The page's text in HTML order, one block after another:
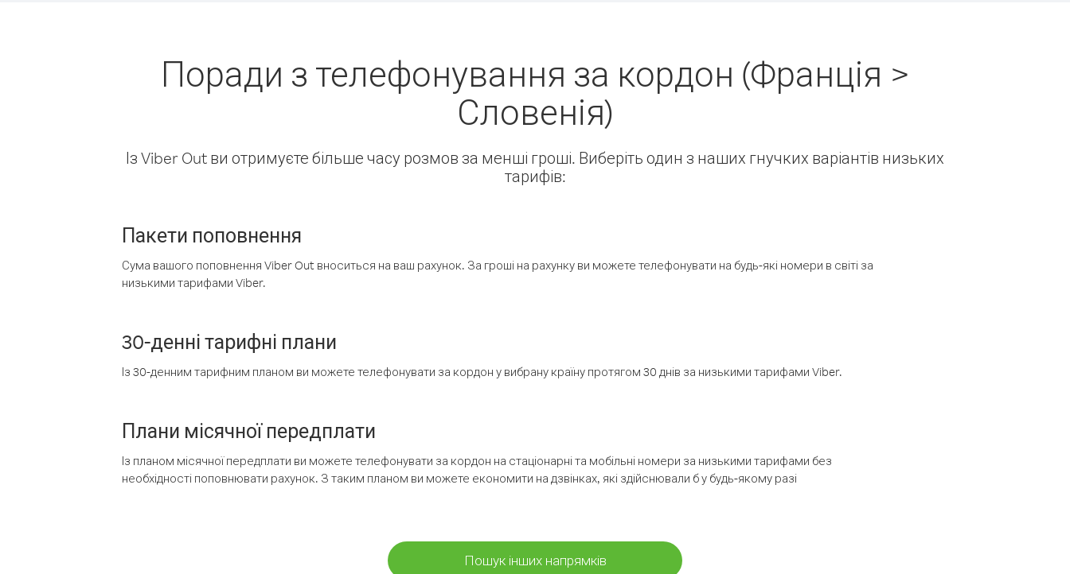
Поради з телефонування за кордон (Франція >
Словенія)
Із Viber Out ви отримуєте більше часу розмов за менші гроші. Виберіть один з наших гнучких варіантів низьких
тарифів:
Пакети поповнення
Сума вашого поповнення Viber Out вноситься на ваш рахунок. За гроші на рахунку ви можете телефонувати на будь-які номери в світі за
низькими тарифами Viber.
30-денні тарифні плани
Із 30-денним тарифним планом ви можете телефонувати за кордон у вибрану країну протягом 30 днів за низькими тарифами Viber.
Плани місячної передплати
Із планом місячної передплати ви можете телефонувати за кордон на стаціонарні та мобільні номери за низькими тарифами без
необхідності поповнювати рахунок. З таким планом ви можете економити на дзвінках, які здійснювали б у будь-якому разі
Пошук інших напрямків